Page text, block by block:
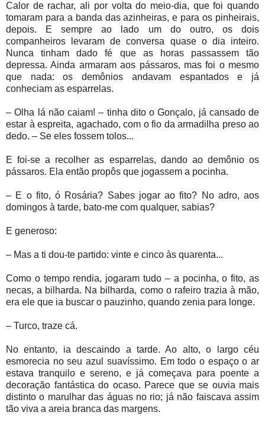
Calor de rachar, ali por volta do meio-dia, que foi quando
tomaram para a banda das azinheiras, e para os pinheirais,
depois. E sempre ao lado um do outro, os dois
companheiros levaram de conversa quase o dia inteiro.
Nunca tinham dado fé que as horas passassem tão
depressa. Ainda armaram aos pássaros, mas foi o mesmo
que nada: os demônios andavam espantados e já
conheciam as esparrelas.
– Olha lá não caiam! – tinha dito o Gonçalo, já cansado de
estar à espreita, agachado, com o fio da armadilha preso ao
dedo. – Se eles fossem tolos...
E foi-se a recolher as esparrelas, dando ao demônio os
pássaros. Ela então propôs que jogassem a pocinha.
– E o fito, ó Rosária? Sabes jogar ao fito? No adro, aos
domingos à tarde, bato-me com qualquer, sabias?
E generoso:
– Mas a ti dou-te partido: vinte e cinco às quarenta...
Como o tempo rendia, jogaram tudo – a pocinha, o fito, as
necas, a bilharda. Na bilharda, como o rafeiro trazia à mão,
era ele que ia buscar o pauzinho, quando zenia para longe.
– Turco, traze cá.
No entanto, ia descaindo a tarde. Ao alto, o largo céu
esmorecia no seu azul suavíssimo. Em todo o espaço o ar
estava tranquilo e sereno, e já começava para poente a
decoração fantástica do ocaso. Parece que se ouvia mais
distinto o marulhar das águas no rio; já não faiscava assim
tão viva a areia branca das margens.